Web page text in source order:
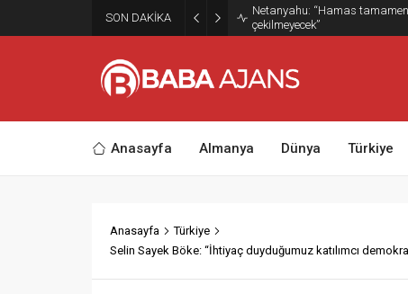
SON DAKİKA
Netanyahu: “Hamas
çekilmeyecek”
Anasayfa Almanya Dünya Türkiye
Anasayfa
Türkiye
Selin Sayek Böke: “İhtiyaç duyduğumuz katılımcı